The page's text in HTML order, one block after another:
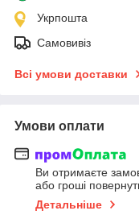
Укрпошта
Самовивіз
Всі умови доставки
Умови оплати
Ви отримаєте
або гроші
Детальніше